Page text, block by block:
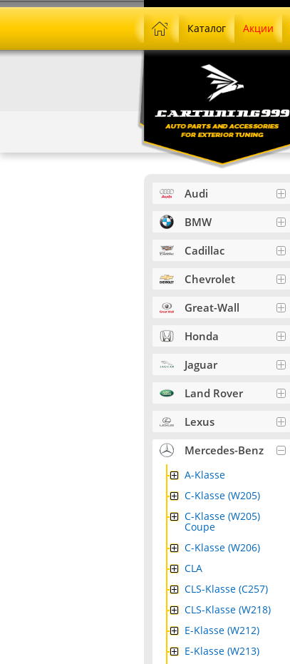
Каталог Акции
Audi
BMW
Cadillac
Chevrolet
Great-Wall
Honda
Jaguar
Land Rover
Lexus
Mercedes-Benz
A-Klasse
C-Klasse (W205)
C-Klasse (W205)
Coupe
C-Klasse (W206)
CLA
CLS-Klasse (C257)
CLS-Klasse (W218)
E-Klasse (W212)
E-Klasse (W213)